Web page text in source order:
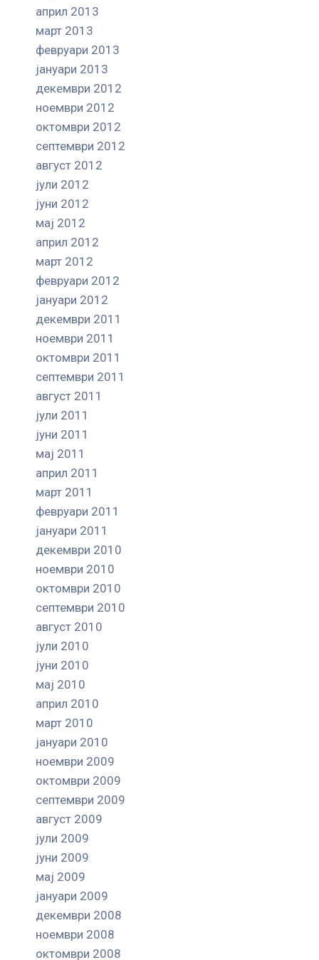
април 2013
март 2013
февруари 2013
јануари 2013
декември 2012
ноември 2012
октомври 2012
септември 2012
август 2012
јули 2012
јуни 2012
мај 2012
април 2012
март 2012
февруари 2012
јануари 2012
декември 2011
ноември 2011
октомври 2011
септември 2011
август 2011
јули 2011
јуни 2011
мај 2011
април 2011
март 2011
февруари 2011
јануари 2011
декември 2010
ноември 2010
октомври 2010
септември 2010
август 2010
јули 2010
јуни 2010
мај 2010
април 2010
март 2010
јануари 2010
ноември 2009
октомври 2009
септември 2009
август 2009
јули 2009
јуни 2009
мај 2009
јануари 2009
декември 2008
ноември 2008
октомври 2008